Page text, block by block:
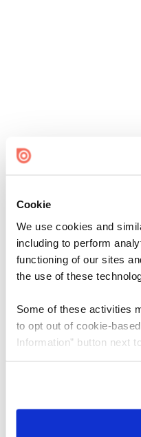
Cookie
We use cookies and
including to perform
functioning of our sites
the use of these
Some of these activities
to opt out of cookie-
Information” button next
need to be set again.